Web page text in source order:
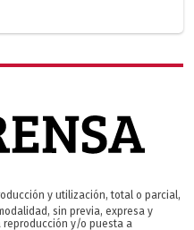
y utilización, total o parcial,
sin previa, expresa y
reproducción y/o puesta a